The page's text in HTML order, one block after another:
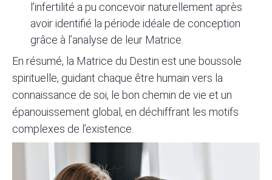
l’infertilité a pu concevoir naturellement après
avoir identifié la période idéale de conception
grâce à l’analyse de leur Matrice.
En résumé, la Matrice du Destin est une boussole
spirituelle, guidant chaque être humain vers la
connaissance de soi, le bon chemin de vie et un
épanouissement global, en déchiffrant les motifs
complexes de l’existence.